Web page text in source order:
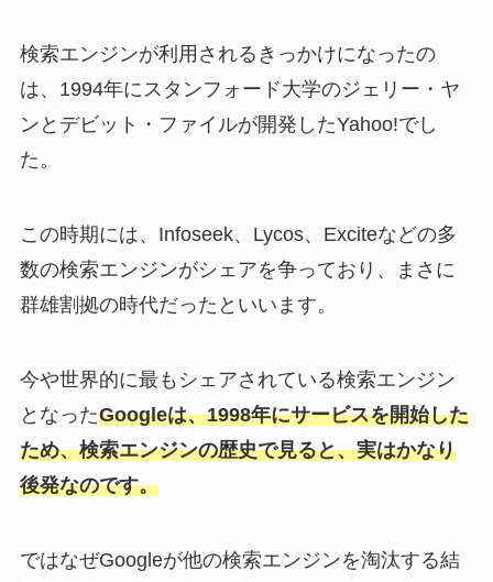
検索エンジンが利用されるきっかけになったの
は、1994年にスタンフォード大学のジェリー・ヤ
ンとデビット・ファイルが開発したYahoo!でし
た。
この時期には、Infoseek、Lycos、Exciteなどの多
数の検索エンジンがシェアを争っており、まさに
群雄割拠の時代だったといいます。
今や世界的に最もシェアされている検索エンジン
となったGoogleは、1998年にサービスを開始した
ため、検索エンジンの歴史で見ると、実はかなり
後発なのです。
ではなぜGoogleが他の検索エンジンを淘汰する結